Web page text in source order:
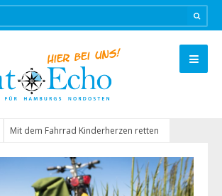
Mit dem Fahrrad Kinderherzen retten